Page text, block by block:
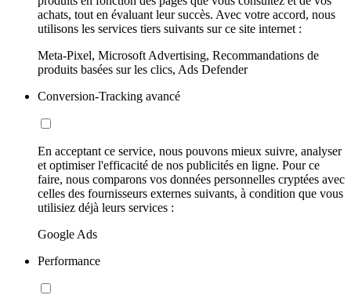
achats, tout en évaluant leur succès. Avec votre accord, nous
utilisons les services tiers suivants sur ce site internet :
Meta-Pixel, Microsoft Advertising, Recommandations de
produits basées sur les clics, Ads Defender
Conversion-Tracking avancé
En acceptant ce service, nous pouvons mieux suivre, analyser
et optimiser l'efficacité de nos publicités en ligne. Pour ce
faire, nous comparons vos données personnelles cryptées avec
celles des fournisseurs externes suivants, à condition que vous
utilisiez déjà leurs services :
Google Ads
Performance